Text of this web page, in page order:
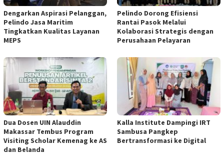
Dengarkan Aspirasi Pelanggan,
Pelindo Jasa Maritim
Tingkatkan Kualitas Layanan
MEPS
Pelindo Dorong Efisiensi
Rantai Pasok Melalui
Kolaborasi Strategis dengan
Perusahaan Pelayaran
Dua Dosen UIN Alauddin
Makassar Tembus Program
Visiting Scholar Kemenag ke AS
dan Belanda
Kalla Institute Dampingi IRT
Sambusa Pangkep
Bertransformasi ke Digital